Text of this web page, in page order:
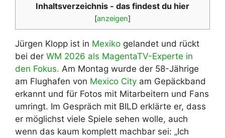
Inhaltsverzeichnis - das findest du hier
[anzeigen]
Jürgen Klopp ist in Mexiko gelandet und rückt
bei der WM 2026 als MagentaTV-Experte in
den Fokus. Am Montag wurde der 58-Jährige
am Flughafen von Mexico City am Gepäckband
erkannt und für Fotos mit Mitarbeitern und Fans
umringt. Im Gespräch mit BILD erklärte er, dass
er möglichst viele Spiele sehen wolle, auch
wenn das kaum komplett machbar sei: „Ich